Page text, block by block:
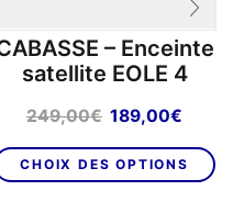
– Enceinte
satellite EOLE 4
249,00€ Le
initial
était :
189,00€
est :
CHOIX DES OPTIONS